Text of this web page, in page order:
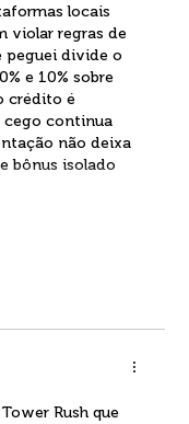
locais
violar regras de
peguei divide o
e 10% sobre
crédito é
continua
não deixa
bônus isolado
Rush que